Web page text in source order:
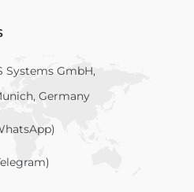
Systems GmbH,
Germany